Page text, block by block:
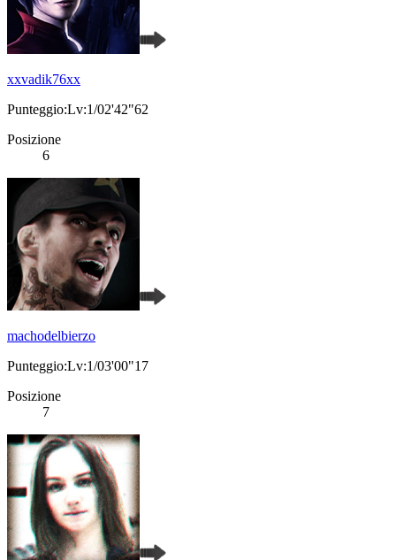
xxvadik76xx
Punteggio:Lv:1/02'42"62
Posizione
6
machodelbierzo
Punteggio:Lv:1/03'00"17
Posizione
7